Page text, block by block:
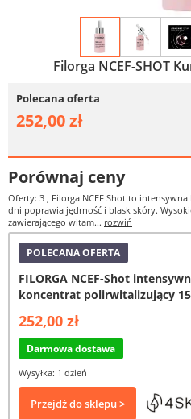
Filorga NCEF-SHOT
Polecana oferta
252,00 zł
Porównaj ceny
Oferty: 3 , Filorga NCEF Shot to
dni poprawia jędrność i blask skóry.
zawierającego witam... rozwiń
POLECANA OFERTA
FILORGA NCEF-Shot
koncentrat polirwitalizujący
252,00 zł
Darmowa dostawa
Wysyłka: 1 dzień
Przejdź do sklepu >